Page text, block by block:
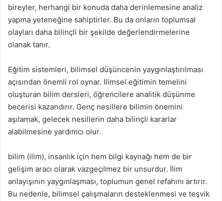
bireyler, herhangi bir konuda daha derinlemesine analiz
yapma yeteneğine sahiptirler. Bu da onların toplumsal
olayları daha bilinçli bir şekilde değerlendirmelerine
olanak tanır.
Eğitim sistemleri, bilimsel düşüncenin yaygınlaştırılması
açısından önemli rol oynar. Ilimsel eğitimin temelini
oluşturan bilim dersleri, öğrencilere analitik düşünme
becerisi kazandırır. Genç nesillere bilimin önemini
aşılamak, gelecek nesillerin daha bilinçli kararlar
alabilmesine yardımcı olur.
bilim (ilim), insanlık için hem bilgi kaynağı hem de bir
gelişim aracı olarak vazgeçilmez bir unsurdur. İlim
anlayışının yaygınlaşması, toplumun genel refahını artırır.
Bu nedenle, bilimsel çalışmaların desteklenmesi ve teşvik